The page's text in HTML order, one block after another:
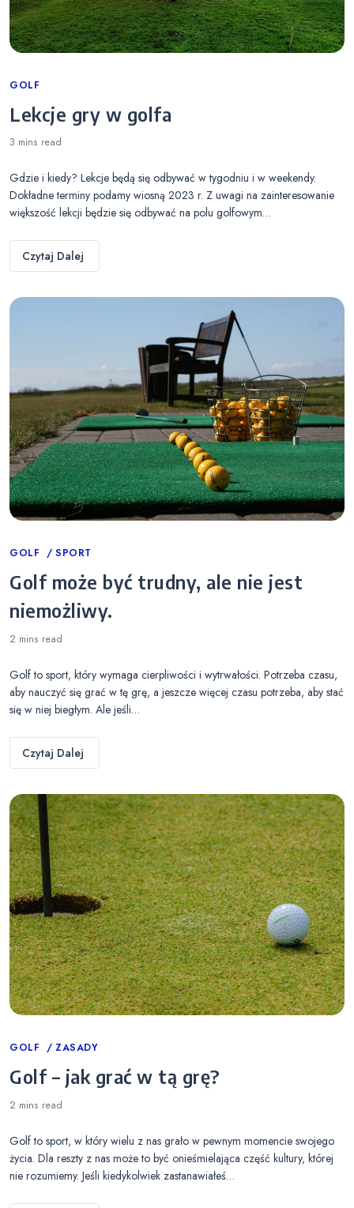
Categories
GOLF
Lekcje gry w golfa
3 mins read
Gdzie i kiedy? Lekcje będą się odbywać w tygodniu i w weekendy.
Dokładne terminy podamy wiosną 2023 r. Z uwagi na zainteresowanie
większość lekcji będzie się odbywać na polu golfowym…
Czytaj Dalej
Categories
GOLF SPORT
Golf może być trudny, ale nie jest
niemożliwy.
2 mins read
Golf to sport, który wymaga cierpliwości i wytrwałości. Potrzeba czasu,
aby nauczyć się grać w tę grę, a jeszcze więcej czasu potrzeba, aby stać
się w niej biegłym. Ale jeśli…
Czytaj Dalej
Categories
GOLF ZASADY
Golf – jak grać w tą grę?
2 mins read
Golf to sport, w który wielu z nas grało w pewnym momencie swojego
życia. Dla reszty z nas może to być onieśmielająca część kultury, której
nie rozumiemy. Jeśli kiedykolwiek zastanawiałeś…